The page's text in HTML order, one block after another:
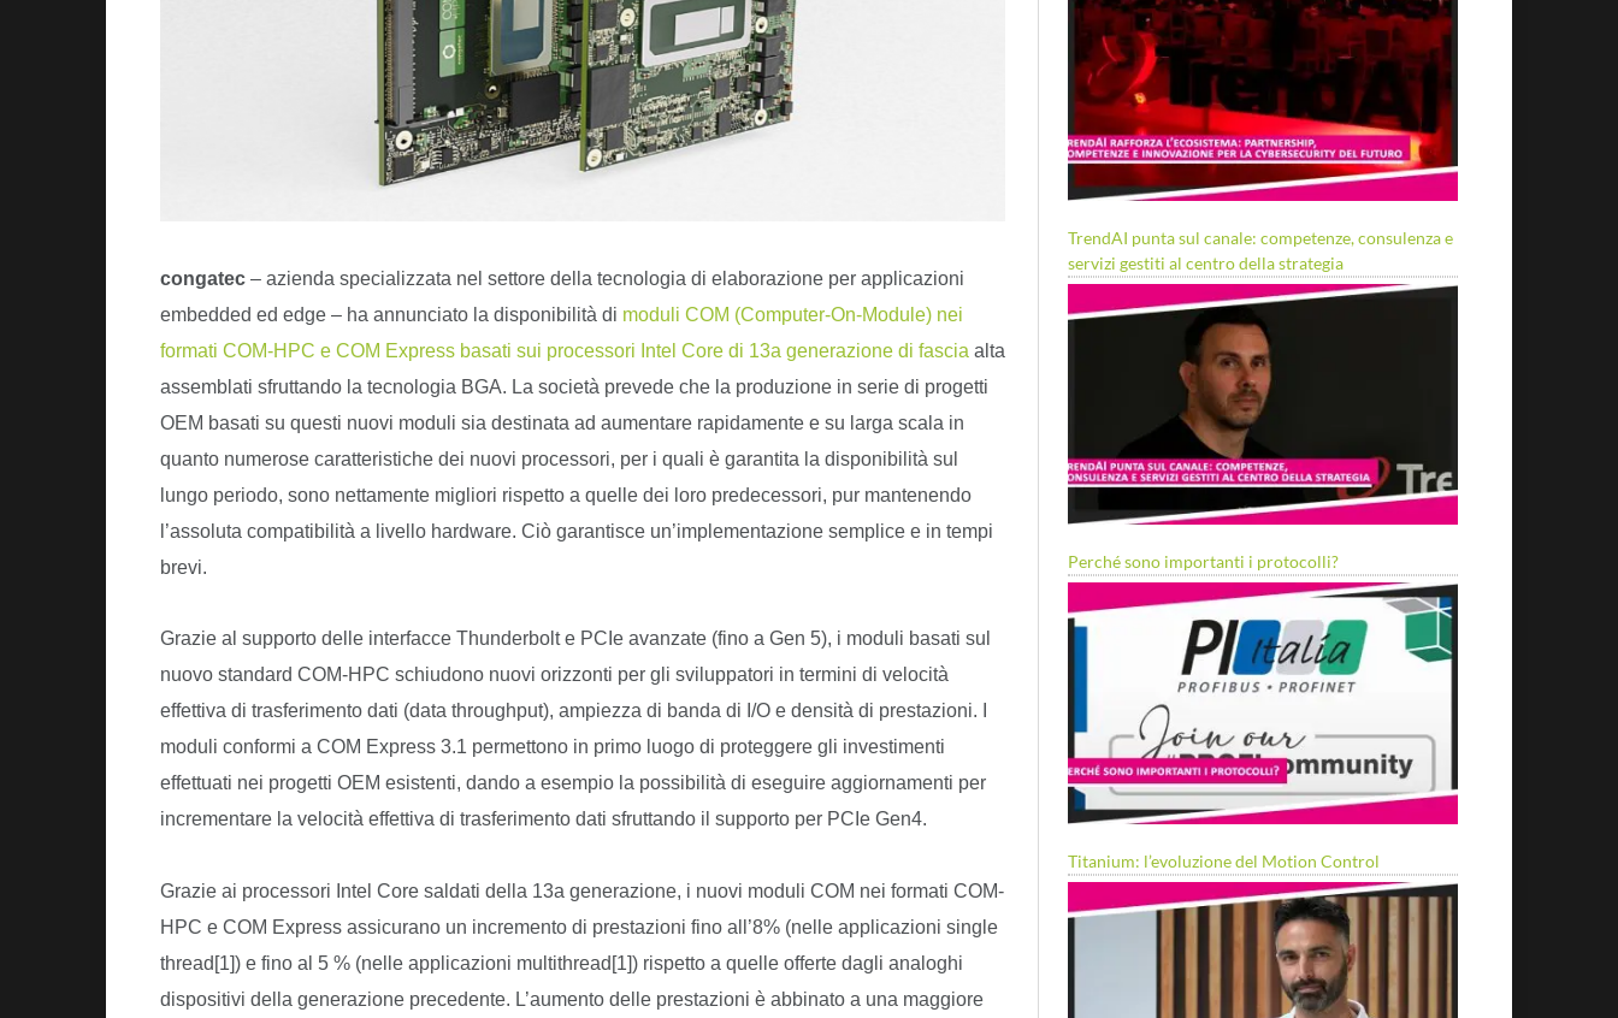
congatec – azienda specializzata nel settore della tecnologia di elaborazione per applicazioni
embedded ed edge – ha annunciato la disponibilità di moduli COM (Computer-On-Module) nei
formati COM-HPC e COM Express basati sui processori Intel Core di 13a generazione di fascia alta
assemblati sfruttando la tecnologia BGA. La società prevede che la produzione in serie di progetti
OEM basati su questi nuovi moduli sia destinata ad aumentare rapidamente e su larga scala in
quanto numerose caratteristiche dei nuovi processori, per i quali è garantita la disponibilità sul
lungo periodo, sono nettamente migliori rispetto a quelle dei loro predecessori, pur mantenendo
l’assoluta compatibilità a livello hardware. Ciò garantisce un’implementazione semplice e in tempi
brevi.
Grazie al supporto delle interfacce Thunderbolt e PCIe avanzate (fino a Gen 5), i moduli basati sul
nuovo standard COM-HPC schiudono nuovi orizzonti per gli sviluppatori in termini di velocità
effettiva di trasferimento dati (data throughput), ampiezza di banda di I/O e densità di prestazioni. I
moduli conformi a COM Express 3.1 permettono in primo luogo di proteggere gli investimenti
effettuati nei progetti OEM esistenti, dando a esempio la possibilità di eseguire aggiornamenti per
incrementare la velocità effettiva di trasferimento dati sfruttando il supporto per PCIe Gen4.
Grazie ai processori Intel Core saldati della 13a generazione, i nuovi moduli COM nei formati COM-
HPC e COM Express assicurano un incremento di prestazioni fino all’8% (nelle applicazioni single
thread[1]) e fino al 5 % (nelle applicazioni multithread[1]) rispetto a quelle offerte dagli analoghi
dispositivi della generazione precedente. L’aumento delle prestazioni è abbinato a una maggiore
TrendAI punta sul canale: competenze, consulenza e
servizi gestiti al centro della strategia
Perché sono importanti i protocolli?
Titanium: l’evoluzione del Motion Control